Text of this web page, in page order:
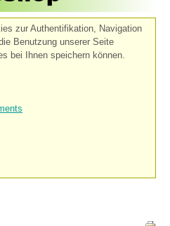
zur Authentifikation, Navigation
Benutzung unserer Seite
bei Ihnen speichern können.